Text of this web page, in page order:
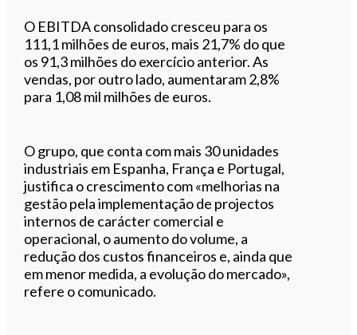
O EBITDA consolidado cresceu para os
111,1 milhões de euros, mais 21,7% do que
os 91,3 milhões do exercício anterior. As
vendas, por outro lado, aumentaram 2,8%
para 1,08 mil milhões de euros.
O grupo, que conta com mais 30 unidades
industriais em Espanha, França e Portugal,
justifica o crescimento com «melhorias na
gestão pela implementação de projectos
internos de carácter comercial e
operacional, o aumento do volume, a
redução dos custos financeiros e, ainda que
em menor medida, a evolução do mercado»,
refere o comunicado.